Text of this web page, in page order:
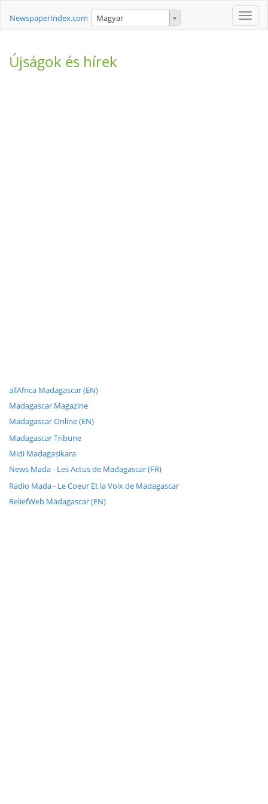
Toggle
NewspaperIndex.com Magyar
Újságok és hírek
allAfrica Madagascar (EN)
Madagascar Magazine
Madagascar Online (EN)
Madagascar Tribune
Midi Madagasikara
News Mada - Les Actus de Madagascar (FR)
Radio Mada - Le Coeur Et la Voix de Madagascar
ReliefWeb Madagascar (EN)